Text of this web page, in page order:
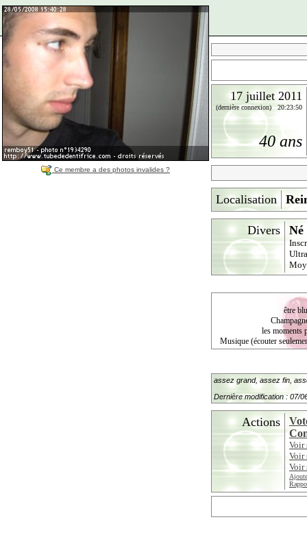
Ce membre a des photos invalides ?
17 juillet 2011
(dernière connexion) 20:23:50
40 ans
Localisation
Divers Né
être
les moments
Musique (écouter
assez grand, assez fin,
Dernière modification : 07/
Actions
Voir
Voir
Voir